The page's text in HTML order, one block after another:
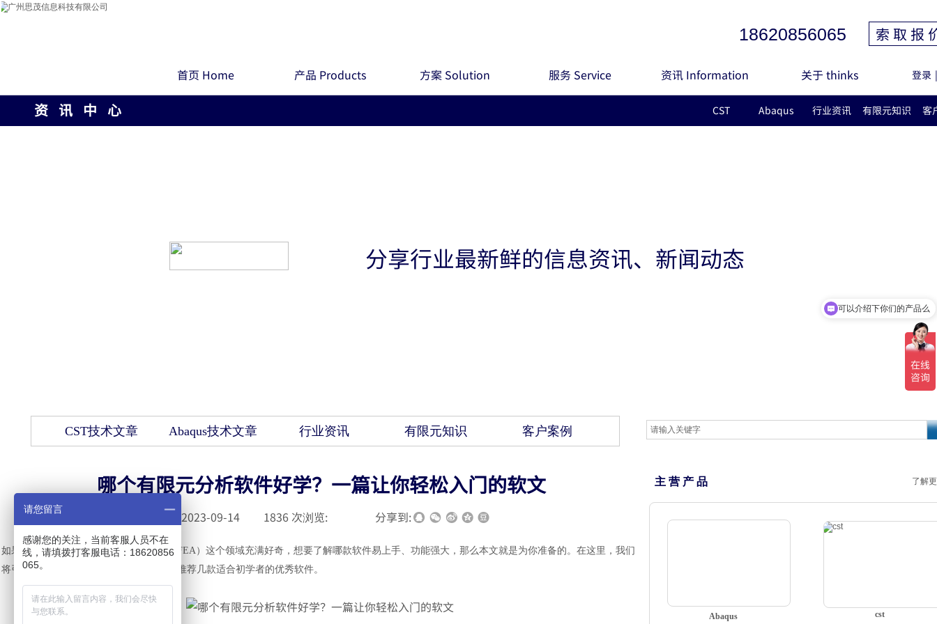
18620856065
登录 |
索 取 报
首页 Home 产品 Products 方案 Solution 服务 Service 资讯 Information 关于 thinks
分享行业最新鲜的信息资讯、新闻动态
资 讯 中 心 CST Abaqus 行业资讯 有限元知识 客
CST技术文章 Abaqus技术文章 行业资讯 有限元知识 客户案例
哪个有限元分析软件好学？一篇让你轻松入门的软文
2023-09-14 1836 次浏览: 分享到:
如果你是一位初学者，对于有限元分析（
FEA）这个领域充满好奇，想要了解哪款软件易上手、功能强大，那么本文就是为你准备的。在这里，我们
将引导你了解有限元分析的基本概念，并推荐几款适合初学者的优秀软件。
主 营 产 品 了解
cst
Abaqus
可以介绍下你们的产品么
请您留言
感谢您的关注，当前客服人员不在
线，请填拨打客服电话：18620856
065。